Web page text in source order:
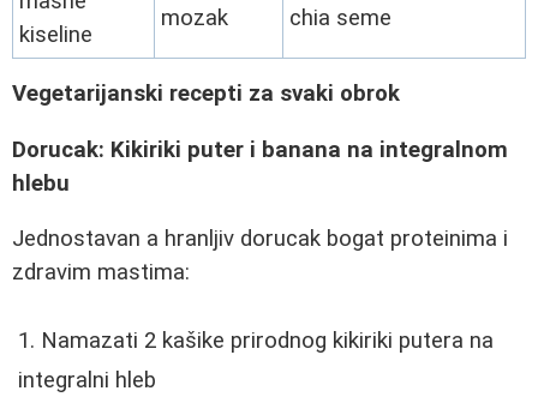
kiseline
mozak
chia seme
Vegetarijanski recepti za svaki obrok
Dorucak: Kikiriki puter i banana na integralnom
hlebu
Jednostavan a hranljiv dorucak bogat proteinima i
zdravim mastima:
Namazati 2 kašike prirodnog kikiriki putera na
integralni hleb